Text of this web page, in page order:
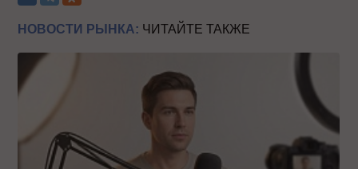
НОВОСТИ РЫНКА: ЧИТАЙТЕ ТАКЖЕ